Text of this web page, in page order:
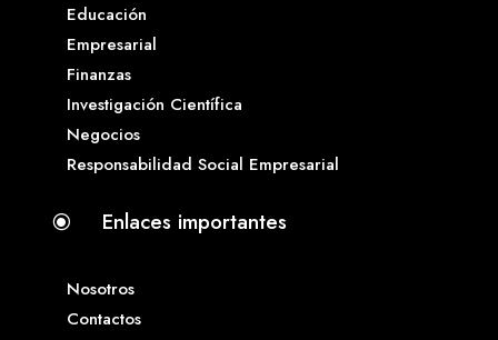
Educación
Empresarial
Finanzas
Investigación Científica
Negocios
Responsabilidad Social Empresarial
\ Enlaces importantes
Nosotros
Contactos